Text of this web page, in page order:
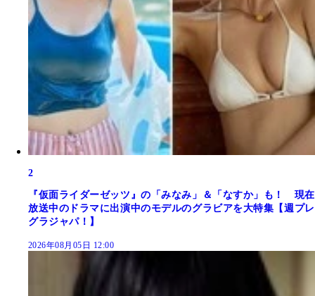
2
『仮面ライダーゼッツ』の「みなみ」＆「なすか」も！ 現在
放送中のドラマに出演中のモデルのグラビアを大特集【週プレ
グラジャパ！】
2026年08月05日 12:00